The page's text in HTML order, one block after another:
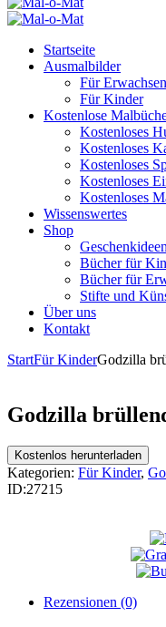
Startseite
Ausmalbilder
Für
Für Kinder
Kostenlose
Kostenloses
Kostenloses
Kostenloses
Kostenloses
Kostenloses
Wissenswertes
Shop
Geschenkideen
Bücher für
Bücher für
Stifte und
Über uns
Kontakt
StartFür KinderGodzilla
Godzilla
Kostenlos herunterladen
Kategorien: Für Kinder,
ID:27215
Rezensionen (0)